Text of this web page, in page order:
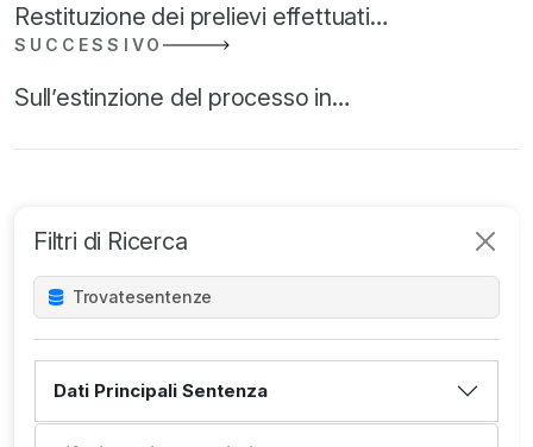
Restituzione dei prelievi effettuati…
SUCCESSIVO
Sull’estinzione del processo in…
Filtri di Ricerca
Trovatesentenze
Dati Principali Sentenza